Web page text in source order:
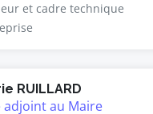
et cadre technique
RUILLARD
adjoint au Maire